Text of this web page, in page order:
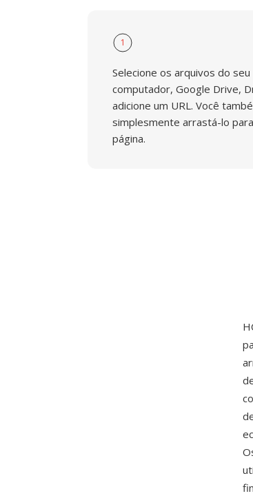
1
Selecione os arquivos do seu
computador, Google Drive,
adicione um URL. Você
simplesmente arrastá-lo
página.